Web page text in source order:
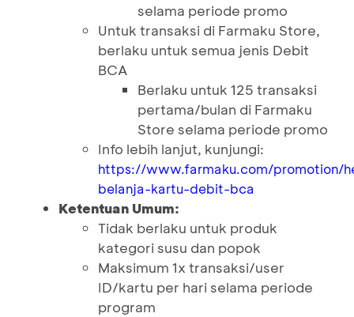
selama periode promo
Untuk transaksi di Farmaku Store,
berlaku untuk semua jenis Debit
BCA
Berlaku untuk 125 transaksi
pertama/bulan di Farmaku
Store selama periode promo
Info lebih lanjut, kunjungi:
https://www.farmaku.com/promotion/
belanja-kartu-debit-bca
Ketentuan Umum:
Tidak berlaku untuk produk
kategori susu dan popok
Maksimum 1x transaksi/user
ID/kartu per hari selama periode
program